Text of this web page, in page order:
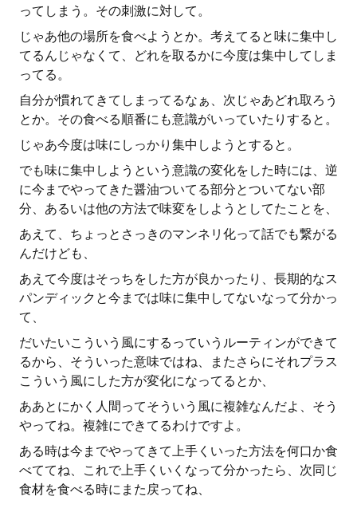
ってしまう。その刺激に対して。
じゃあ他の場所を食べようとか。考えてると味に集中し
てるんじゃなくて、どれを取るかに今度は集中してしま
ってる。
自分が慣れてきてしまってるなぁ、次じゃあどれ取ろう
とか。その食べる順番にも意識がいっていたりすると。
じゃあ今度は味にしっかり集中しようとすると。
でも味に集中しようという意識の変化をした時には、逆
に今までやってきた醤油ついてる部分とついてない部
分、あるいは他の方法で味変をしようとしてたことを、
あえて、ちょっとさっきのマンネリ化って話でも繋がる
んだけども、
あえて今度はそっちをした方が良かったり、長期的なス
パンディックと今までは味に集中してないなって分かっ
て、
だいたいこういう風にするっていうルーティンができて
るから、そういった意味ではね、またさらにそれプラス
こういう風にした方が変化になってるとか、
ああとにかく人間ってそういう風に複雑なんだよ、そう
やってね。複雑にできてるわけですよ。
ある時は今までやってきて上手くいった方法を何口か食
べててね、これで上手くいくなって分かったら、次同じ
食材を食べる時にまた戻ってね、